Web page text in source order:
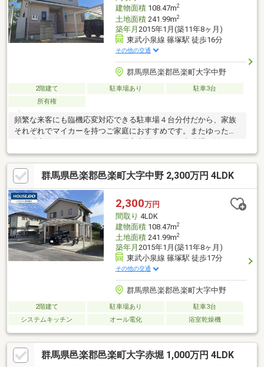
建物面積108.47m2
土地面積241.99m2
築年月 2015年1月(築11年8ヶ月)
東武小泉線 篠塚駅 徒歩16分
その他の交通
群馬県邑楽郡邑楽町大字中野
2階建て 駐車場あり
駐車3台
所有権
頻繁な来客にも臨機応変対応できる駐車場４台分付だから、家族
それぞれでマイカーを持つご家庭におすすめです。またゆったり
閑静な住宅街の物件なので、落ち着きのある環境が暮らしを支え
ます。ちなみにトイレ２ヶ所有です。家族みんなのワガママにも
応える４ＬＤＫ。ご案内いたしますのでお気軽にご連絡くださ
い。 駐車３台以上可、土地50坪以上、陽当り良好、閑静な住宅
地、和室、トイレ２ヶ所、２階建
群馬県邑楽郡邑楽町大字中野 2,300万円 4LDK
2,300万円
間取り 4LDK
建物面積108.47m2
土地面積241.99m2
築年月 2015年1月(築11年8ヶ月)
東武小泉線 篠塚駅 徒歩17分
その他の交通
群馬県邑楽郡邑楽町大字中野
2階建て 駐車場あり
駐車3台
システムキッチン
オール電化 浴室乾燥機
群馬県邑楽郡邑楽町大字赤堀 1,000万円 4LDK